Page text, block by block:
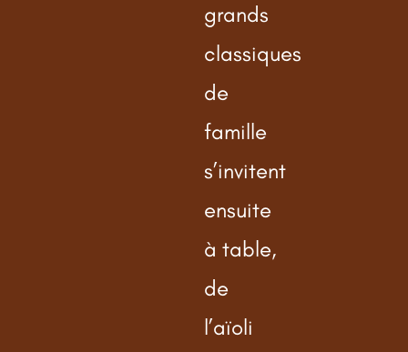
grands
classiques
de
famille
s’invitent
ensuite
à table,
de
l’aïoli